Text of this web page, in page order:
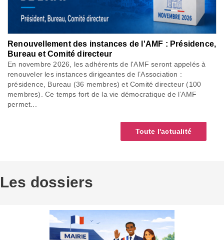
Renouvellement des instances de l'AMF : Présidence,
Bureau et Comité directeur
En novembre 2026, les adhérents de l'AMF seront appelés à
renouveler les instances dirigeantes de l’Association :
présidence, Bureau (36 membres) et Comité directeur (100
membres). Ce temps fort de la vie démocratique de l’AMF
permet...
Toute l'actualité
Les dossiers